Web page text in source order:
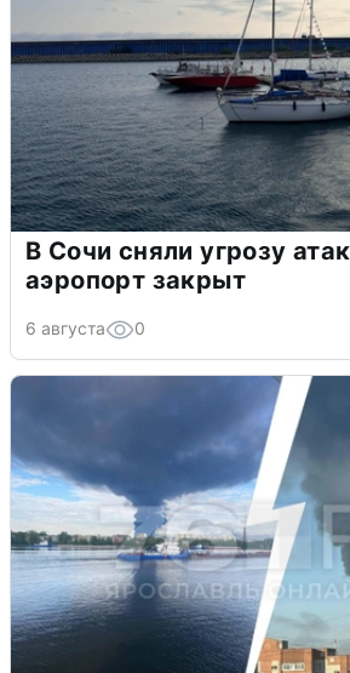
В Сочи сняли угрозу
аэропорт закрыт
6 августа 0